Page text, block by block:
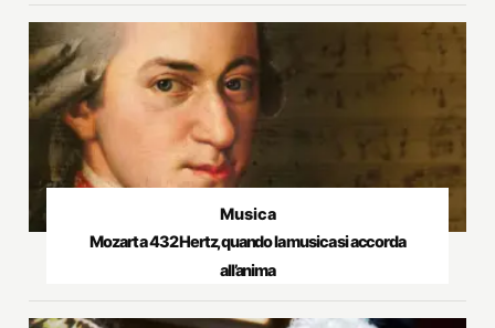
Musica
Mozart a 432 Hertz, quando la musica si accorda
all’anima